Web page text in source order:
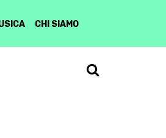
CHI SIAMO